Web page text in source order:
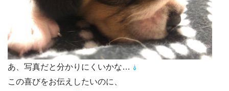
あ、写真だと分かりにくいかな…
この喜びをお伝えしたいのに、